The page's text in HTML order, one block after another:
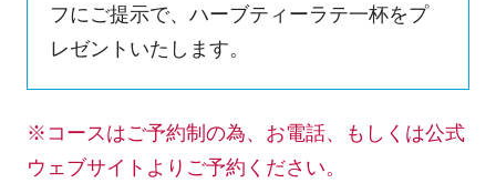
フにご提示で、ハーブティーラテ一杯をプ
レゼントいたします。
※コースはご予約制の為、お電話、もしくは公式
ウェブサイトよりご予約ください。